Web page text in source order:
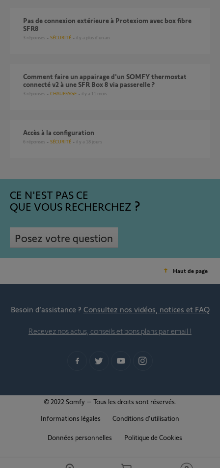
Pas de connexion extérieure à Protexiom avec box fibre
SFR8
3 réponses SÉCURITÉ il y a plus d'un an
Comment faire un appairage d'un SOMFY thermostat
connecté v2 à une SFR Box 8 via passerelle ?
3 réponses CHAUFFAGE il y a 11 mois
Accès à la configuration
6 réponses SÉCURITÉ il y a 18 jours
CE N'EST PAS CE
QUE VOUS RECHERCHEZ
Posez votre question
Haut de page
Besoin d’assistance ? Consultez nos vidéos, notices et FAQ
Recevez nos actus, conseils et bons plans par email !
© 2022 Somfy – Tous les droits sont réservés.
Informations légales
Conditions d'utilisation
Données personnelles Politique de Cookies